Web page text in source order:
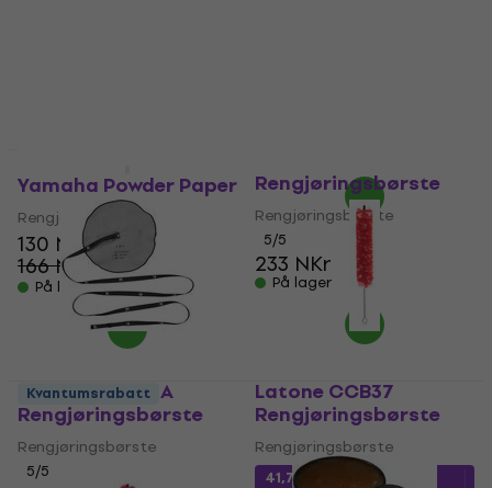
Yamaha Powder Paper
Rengjøringsklut
130 NKr
166 NKr
- 22 %
På lager
Rengjøringsbørste
Rengjøringsbørste
5/5
233 NKr
På lager
BG France A30 A
Rengjøringsbørste
Rengjøringsbørste
5/5
Latone CCB37
Rengjøringsbørste
Rengjøringsbørste
41,70 NKr med kode
Kvantumsrabatt